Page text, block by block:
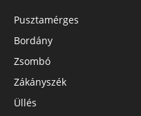
Pusztamérges
Bordány
Zsombó
Zákányszék
Üllés